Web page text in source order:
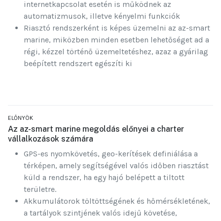
internetkapcsolat esetén is működnek az
automatizmusok, illetve kényelmi funkciók
Riasztó rendszerként is képes üzemelni az az-smart
marine, miközben minden esetben lehetőséget ad a
régi, kézzel történő üzemeltetéshez, azaz a gyárilag
beépített rendszert egészíti ki
ELŐNYÖK
Az az-smart marine megoldás előnyei a charter
vállalkozások számára
GPS-es nyomkövetés, geo-kerítések definiálása a
térképen, amely segítségével valós időben riasztást
küld a rendszer, ha egy hajó belépett a tiltott
területre.
Akkumulátorok töltöttségének és hőmérsékletének,
a tartályok szintjének valós idejű követése,